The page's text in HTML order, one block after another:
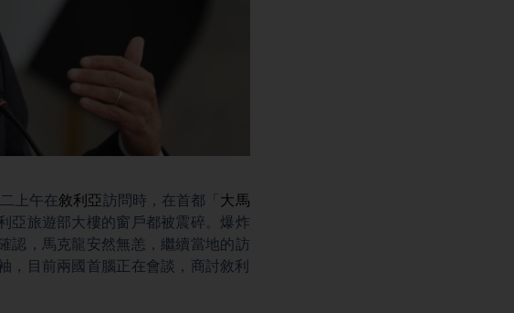
上午在敘利亞訪問時，在首都「 大馬
亞旅遊部大樓的窗戶都被震碎。爆炸
認，馬克龍安然無恙，繼續當地的訪
，目前兩國首腦正在會談，商討敘利